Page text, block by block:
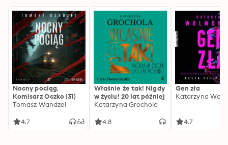
Nocny pociąg.
Komisarz Oczko (31)
Tomasz Wandzel
4.7
Właśnie że tak! Nigdy
w życiu! 20 lat później
Katarzyna Grochola
4.8
Gen zła
Katarzyna
4.7